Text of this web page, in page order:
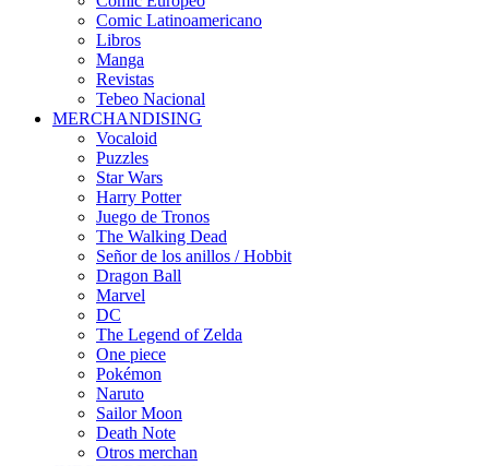
Comic Latinoamericano
Libros
Manga
Revistas
Tebeo Nacional
MERCHANDISING
Vocaloid
Puzzles
Star Wars
Harry Potter
Juego de Tronos
The Walking Dead
Señor de los anillos / Hobbit
Dragon Ball
Marvel
DC
The Legend of Zelda
One piece
Pokémon
Naruto
Sailor Moon
Death Note
Otros merchan